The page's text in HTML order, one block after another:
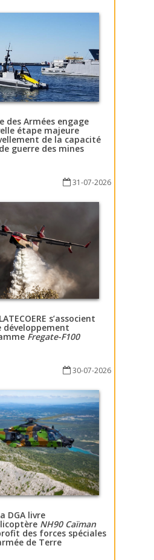
des Armées engage
étape majeure
de la capacité
guerre des mines
31-07-2026
s’associent
développement
Fregate-F100
30-07-2026
DGA livre
NH90 Caïman
des forces spéciales
de Terre